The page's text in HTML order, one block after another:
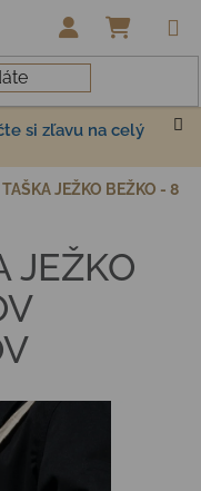
si zľavu na celý
TAŠKA JEŽKO BEŽKO - 8
JEŽKO